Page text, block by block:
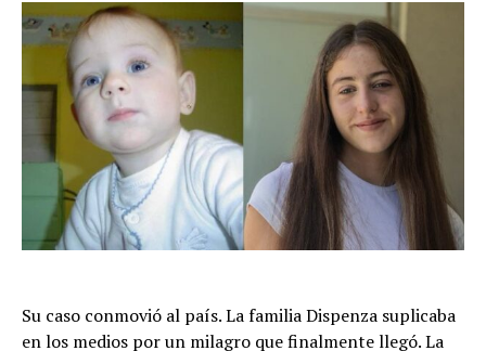
Su caso conmovió al país. La familia Dispenza suplicaba
en los medios por un milagro que finalmente llegó. La